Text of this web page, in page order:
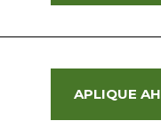
APLIQUE